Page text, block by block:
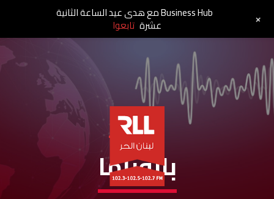
نشرات الأخبار
بانوراما
Business Hub مع هدى عيد الساعة الثانية
عشرة تابعوا +